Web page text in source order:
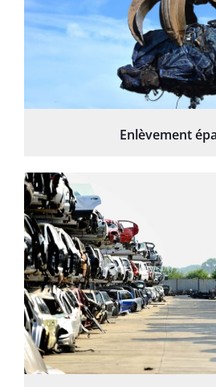
Enlèvement